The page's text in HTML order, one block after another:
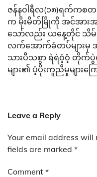
ဇန်နဝါရီလ(၁၈)ရက်ကစတင်
က မိုးမိတ်မြိုကို အင်အား
သော်လည်း ယနေ့တိုင် သိမ်း
လက်အောက်ခံတပ်များ
သားပီသစွာ ရဲရဲဝံ့ဝံ့ တို
များ၏ ပံ့ပိုးကူညီမှုများကြ
Leave a Reply
Your email address will
fields are marked *
Comment *